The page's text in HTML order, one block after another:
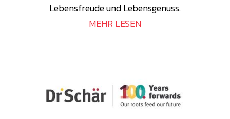
Lebensfreude und Lebensgenuss.
MEHR LESEN